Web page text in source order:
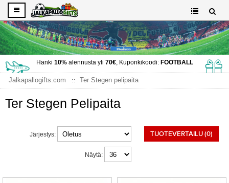
Hanki 10%alennusta yli 70€, Kuponkikoodi: FOOTBALL
Jalkapallogifts.com Ter Stegen pelipaita
Ter Stegen Pelipaita
TUOTEVERTAILU (0)
Järjestys:
Näytä: